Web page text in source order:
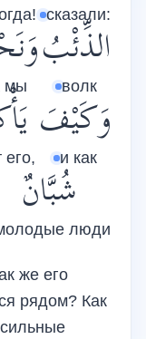
сказали:
الذِّئْبُ
волк
мы
وَكَيْفَ
и как
его,
شُبَّانٌ
люди
же его
рядом? Как